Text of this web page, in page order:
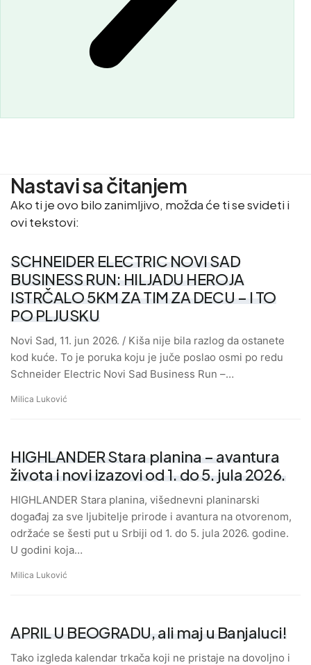
Nastavi sa čitanjem
Ako ti je ovo bilo zanimljivo, možda će ti se svideti i
ovi tekstovi:
SCHNEIDER ELECTRIC NOVI SAD
BUSINESS RUN: HILJADU HEROJA
ISTRČALO 5KM ZA TIM ZA DECU – I TO
PO PLJUSKU
Novi Sad, 11. jun 2026. / Kiša nije bila razlog da ostanete
kod kuće. To je poruka koju je juče poslao osmi po redu
Schneider Electric Novi Sad Business Run –…
Milica Luković
HIGHLANDER Stara planina – avantura
života i novi izazovi od 1. do 5. jula 2026.
HIGHLANDER Stara planina, višednevni planinarski
događaj za sve ljubitelje prirode i avantura na otvorenom,
održaće se šesti put u Srbiji od 1. do 5. jula 2026. godine.
U godini koja…
Milica Luković
APRIL U BEOGRADU, ali maj u Banjaluci!
Tako izgleda kalendar trkača koji ne pristaje na dovoljno i